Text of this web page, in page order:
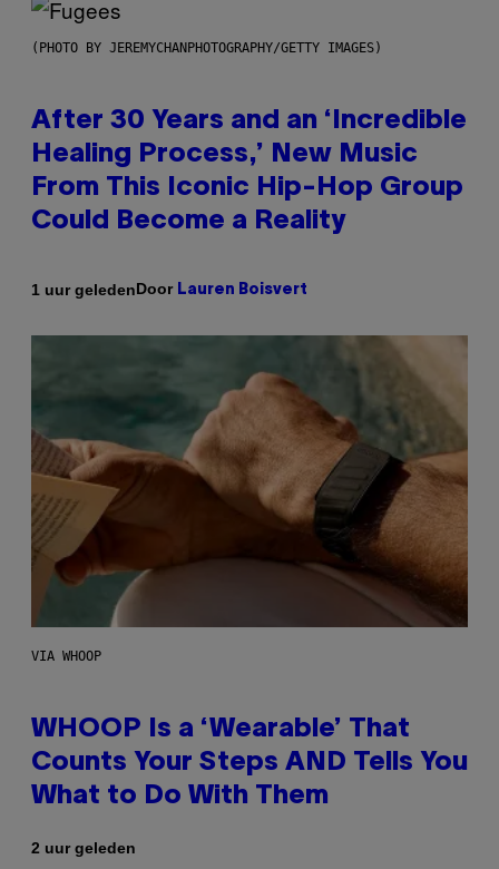
(PHOTO BY JEREMYCHANPHOTOGRAPHY/GETTY IMAGES)
After 30 Years and an ‘Incredible
Healing Process,’ New Music
From This Iconic Hip-Hop Group
Could Become a Reality
1 uur geledenDoor Lauren Boisvert
VIA WHOOP
WHOOP Is a ‘Wearable’ That
Counts Your Steps AND Tells You
What to Do With Them
2 uur geleden